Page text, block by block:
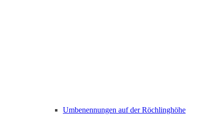
Umbenennungen auf der Röchlinghöhe